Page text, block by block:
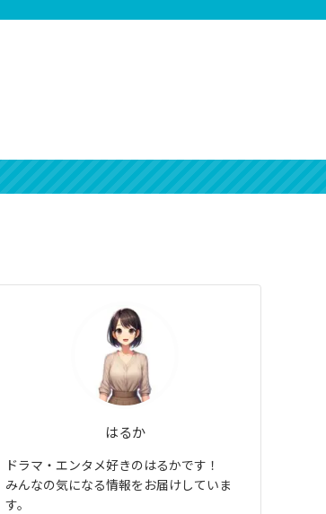
はるか
ドラマ・エンタメ好きのはるかです！
みんなの気になる情報をお届けしていま
す。